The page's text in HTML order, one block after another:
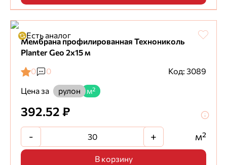
Есть аналог
Мембрана профилированная Технониколь
Planter Geo 2х15 м
0
0
Код: 3089
Цена за
рулон м²
392.52 ₽
- + м²
В корзину